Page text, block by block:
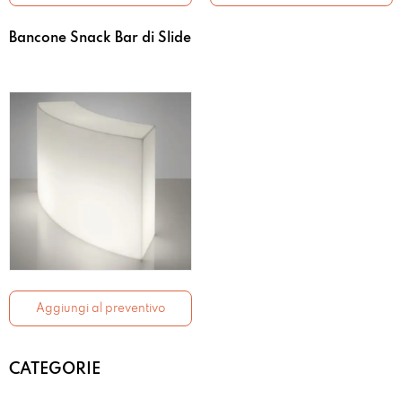
Bancone Snack Bar di Slide
Aggiungi al preventivo
CATEGORIE